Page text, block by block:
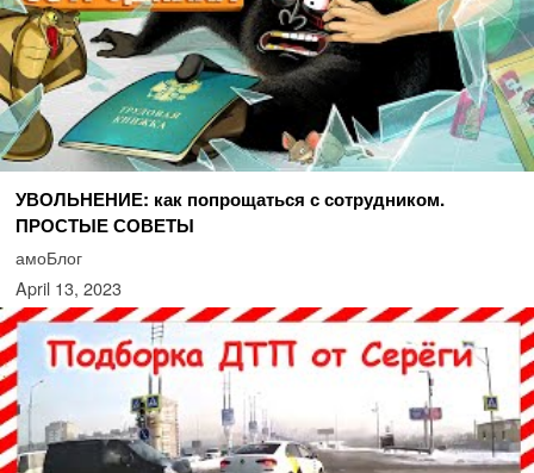
УВОЛЬНЕНИЕ: как попрощаться с сотрудником.
ПРОСТЫЕ СОВЕТЫ
амоБлог
April 13, 2023